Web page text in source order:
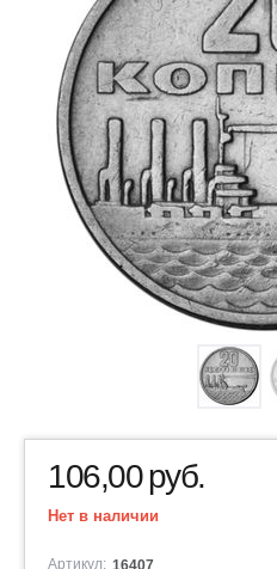
106,00руб.
Нет в наличии
Артикул: 16407